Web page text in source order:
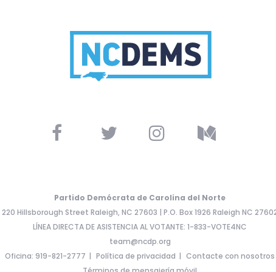
Partido Demócrata de Carolina del Norte
220 Hillsborough Street Raleigh, NC 27603 | P.O. Box 1926 Raleigh NC
LÍNEA DIRECTA DE ASISTENCIA AL VOTANTE: 1-833-VOTE4NC
team@ncdp.org
Oficina: 919-821-2777
Política de privacidad
Contacte con nosotros